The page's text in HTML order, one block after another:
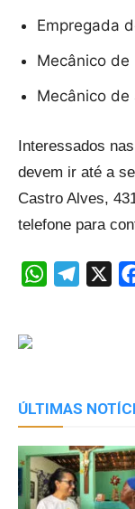
Empregada
Mecânico de
Mecânico de
Interessados
devem ir até a
Castro Alves,
telefone para
WhatsApp
ÚLTIMAS